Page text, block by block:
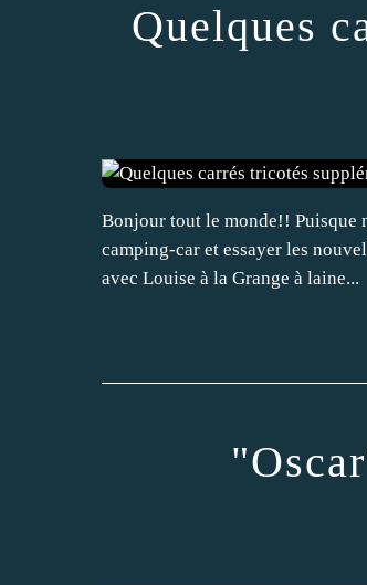
Quelques
Bonjour tout le monde!! Puisque
camping-car et essayer les
avec Louise à la Grange à laine...